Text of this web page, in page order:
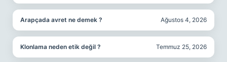
Arapçada avret ne demek ? Ağustos 4, 2026
Klonlama neden etik değil ? Temmuz 25, 2026